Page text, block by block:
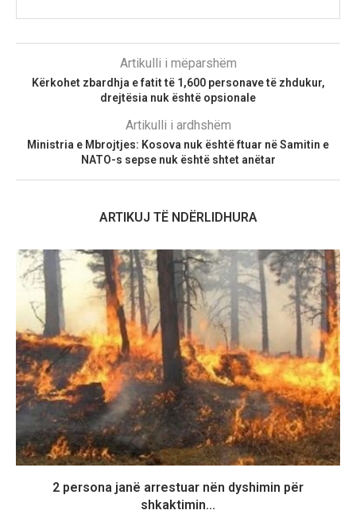
Artikulli i mëparshëm
Kërkohet zbardhja e fatit të 1,600 personave të zhdukur,
drejtësia nuk është opsionale
Artikulli i ardhshëm
Ministria e Mbrojtjes: Kosova nuk është ftuar në Samitin e
NATO-s sepse nuk është shtet anëtar
ARTIKUJ TË NDËRLIDHURA
2 persona janë arrestuar nën dyshimin për
shkaktimin...